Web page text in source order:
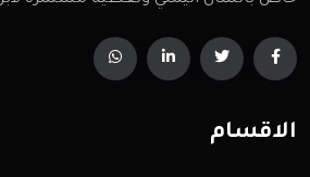
الاقسام